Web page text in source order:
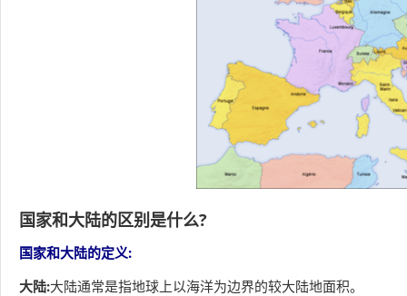
国家和大陆的区别是什么?
国家和大陆的定义:
大陆:大陆通常是指地球上以海洋为边界的较大陆地面积。